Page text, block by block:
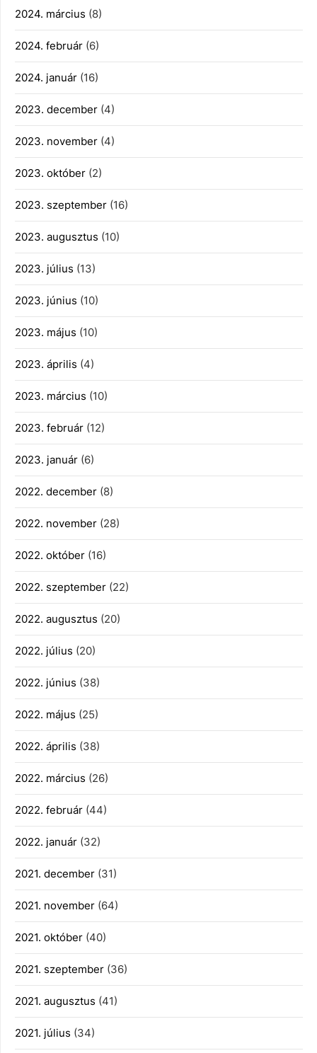
2024. március (8)
2024. február (6)
2024. január (16)
2023. december (4)
2023. november (4)
2023. október (2)
2023. szeptember (16)
2023. augusztus (10)
2023. július (13)
2023. június (10)
2023. május (10)
2023. április (4)
2023. március (10)
2023. február (12)
2023. január (6)
2022. december (8)
2022. november (28)
2022. október (16)
2022. szeptember (22)
2022. augusztus (20)
2022. július (20)
2022. június (38)
2022. május (25)
2022. április (38)
2022. március (26)
2022. február (44)
2022. január (32)
2021. december (31)
2021. november (64)
2021. október (40)
2021. szeptember (36)
2021. augusztus (41)
2021. július (34)